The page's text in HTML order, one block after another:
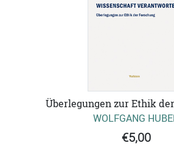
Überlegungen zur Ethik
WOLFGANG
€5,00